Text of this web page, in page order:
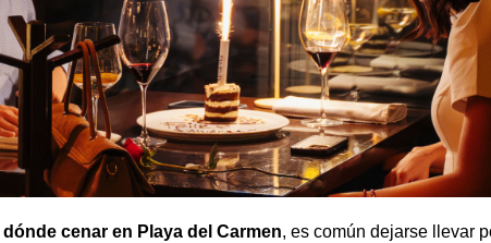
dónde cenar en Playa del Carmen, es común dejarse llevar